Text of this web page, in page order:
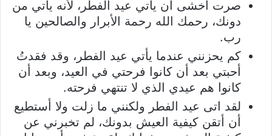
صرت أخشى أن يأتي عيد الفطر، لأنه يأتي من
دونك، رحمك الله رحمة الأبرار والصالحين يا
رب.
كم يحزنني عندما يأتي عيد الفطر، وقد فقدتُ
أحبتي بعد أن كانوا فرحتي في العيد، وبعد أن
كانوا هم عيدي الذي لا تنتهي فرحته.
لقد اتى عيد الفطر ولكنني ما زلت ولا أستطيع
أن أتقن كيفية العيش بدونك، لم تخبرني عن